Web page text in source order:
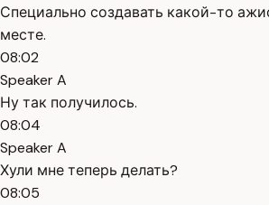
Специально создавать какой-то
месте.
08:02
Speaker A
Ну так получилось.
08:04
Speaker A
Хули мне теперь делать?
08:05